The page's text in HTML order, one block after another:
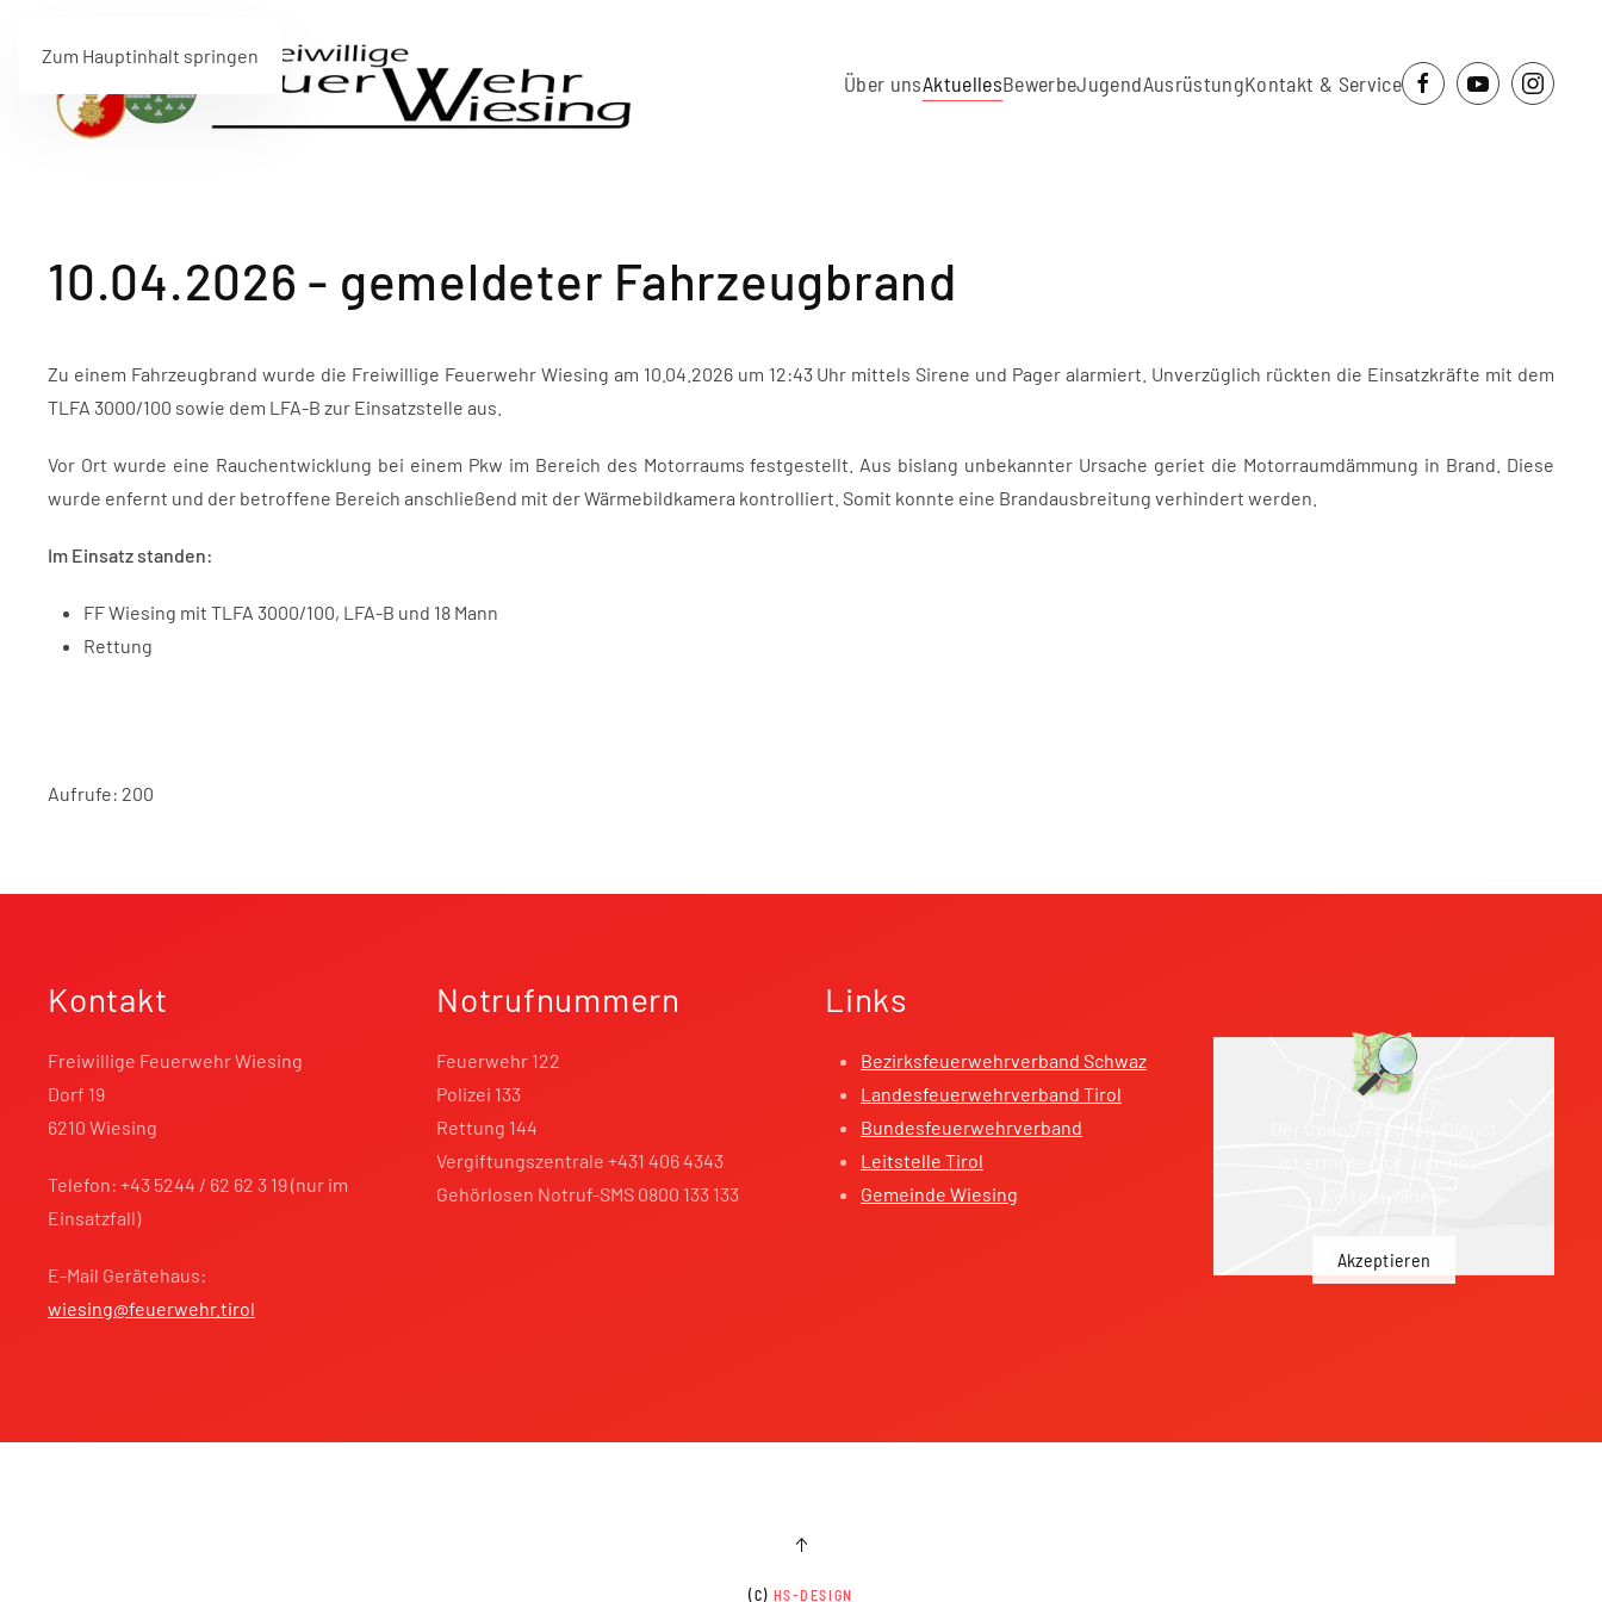
Zum Hauptinhalt springen
Über unsAktuellesBewerbeJugendAusrüstungKontakt & Service
10.04.2026 - gemeldeter Fahrzeugbrand
Zu einem Fahrzeugbrand wurde die Freiwillige Feuerwehr Wiesing am 10.04.2026 um 12:43 Uhr mittels Sirene und Pager alarmiert. Unverzüglich rückten die Einsatzkräfte mit dem
TLFA 3000/100 sowie dem LFA-B zur Einsatzstelle aus.
Vor Ort wurde eine Rauchentwicklung bei einem Pkw im Bereich des Motorraums festgestellt. Aus bislang unbekannter Ursache geriet die Motorraumdämmung in Brand. Diese
wurde enfernt und der betroffene Bereich anschließend mit der Wärmebildkamera kontrolliert. Somit konnte eine Brandausbreitung verhindert werden.
Im Einsatz standen:
FF Wiesing mit TLFA 3000/100, LFA-B und 18 Mann
Rettung
Aufrufe: 200
Kontakt
Freiwillige Feuerwehr Wiesing
Dorf 19
6210 Wiesing
Telefon: +43 5244 / 62 62 3 19 (nur im
Einsatzfall)
E-Mail Gerätehaus:
wiesing@feuerwehr.tirol
Notrufnummern
Feuerwehr 122
Polizei 133
Rettung 144
Vergiftungszentrale +431 406 4343
Gehörlosen Notruf-SMS 0800 133 133
Links
Bezirksfeuerwehrverband Schwaz
Landesfeuerwehrverband Tirol
Bundesfeuerwehrverband
Leitstelle Tirol
Gemeinde Wiesing
Akzeptieren
(C) HS-DESIGN